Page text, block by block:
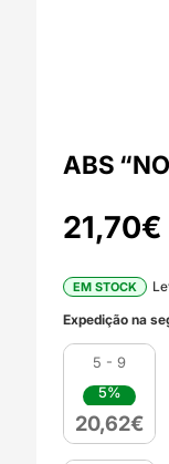
ABS
21,70€
EM STOCK
Expedição na
5 - 9
5%
20,62€